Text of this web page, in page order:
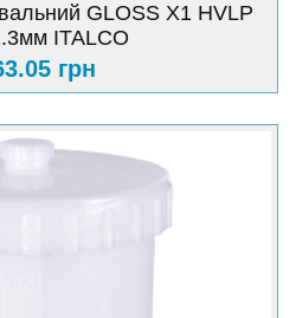
GLOSS X1 HVLP
ITALCO
грн